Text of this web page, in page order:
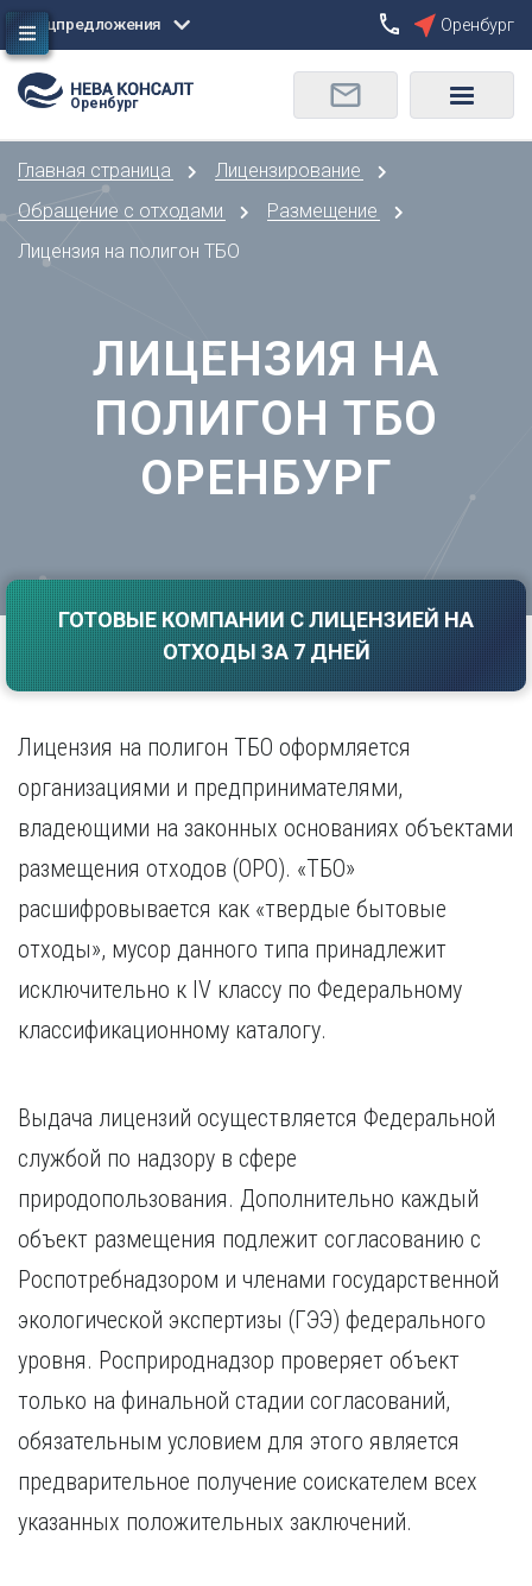
Сбросить
Москва
Санкт-Петербург
Астрахань
Барнаул
Белгород
Брянск
Владивосток
Владикавказ
Воронеж
Е
Екатеринбург
Иваново
Иркутск
К
Казань
Калининград
Кемерово
Киров
Краснодар
Красноярск
Л
Магнитогорск
Махачкала
Мурманск
Н
Набережные Челны
Нижний Новгород
Нижний Тагил
Новокузнецк
О
Орел
Оренбург
Р
Рязань
С
Самара
Севастополь
Симферополь
Смоленск
Сочи
Ставрополь
Т
Тверь
Тольятти
Томск
Тюмень
У
Улан-Удэ
Хабаровск
Чебоксары
Челябинск
Чита
Я
Ярославль
Спецпредложения Оренбург
Оренбург
Главная страница
Лицензирование
Обращение с отходами
Размещение
Лицензия на полигон ТБО
ЛИЦЕНЗИЯ НА
ПОЛИГОН ТБО
ОРЕНБУРГ
ГОТОВЫЕ КОМПАНИИ С ЛИЦЕНЗИЕЙ НА
ОТХОДЫ ЗА 7 ДНЕЙ
Лицензия на полигон ТБО оформляется
организациями и предпринимателями,
владеющими на законных основаниях объектами
размещения отходов (ОРО). «ТБО»
расшифровывается как «твердые бытовые
отходы», мусор данного типа принадлежит
исключительно к IV классу по Федеральному
классификационному каталогу.
Выдача лицензий осуществляется Федеральной
службой по надзору в сфере
природопользования. Дополнительно каждый
объект размещения подлежит согласованию с
Роспотребнадзором и членами государственной
экологической экспертизы (ГЭЭ) федерального
уровня. Росприроднадзор проверяет объект
только на финальной стадии согласований,
обязательным условием для этого является
предварительное получение соискателем всех
указанных положительных заключений.